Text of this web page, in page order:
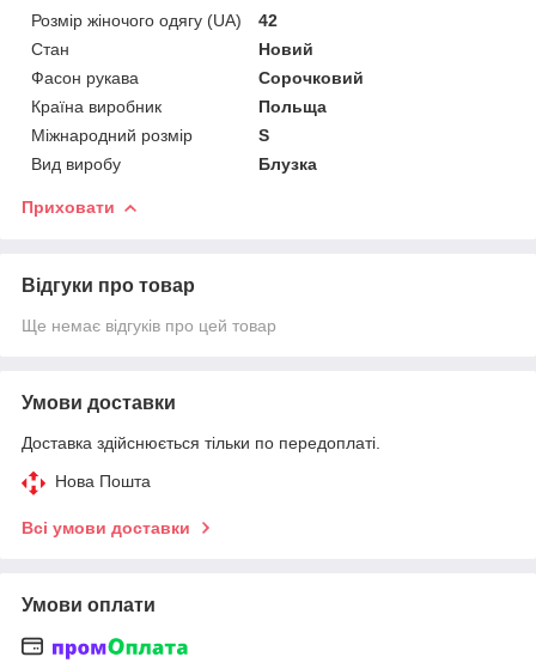
Розмір жіночого одягу (UA)
42
Стан
Новий
Фасон рукава
Сорочковий
Країна виробник
Польща
Міжнародний розмір
S
Вид виробу
Блузка
Приховати
Відгуки про товар
Ще немає відгуків про цей товар
Умови доставки
Доставка здійснюється тільки по передоплаті.
Нова Пошта
Всі умови доставки
Умови оплати